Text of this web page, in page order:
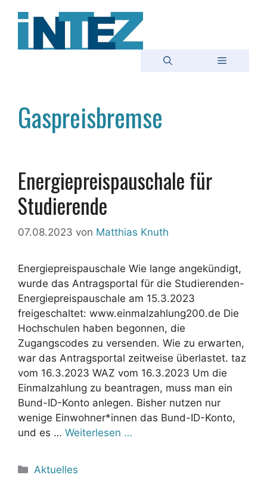
Inhalt
Menü
Gaspreisbremse
Energiepreispauschale für
Studierende
07.08.2023 von Matthias Knuth
Energiepreispauschale Wie lange angekündigt,
wurde das Antragsportal für die Studierenden-
Energiepreispauschale am 15.3.2023
freigeschaltet: www.einmalzahlung200.de Die
Hochschulen haben begonnen, die
Zugangscodes zu versenden. Wie zu erwarten,
war das Antragsportal zeitweise überlastet. taz
vom 16.3.2023 WAZ vom 16.3.2023 Um die
Einmalzahlung zu beantragen, muss man ein
Bund-ID-Konto anlegen. Bisher nutzen nur
wenige Einwohner*innen das Bund-ID-Konto,
und es … Weiterlesen …
Kategorien
Aktuelles